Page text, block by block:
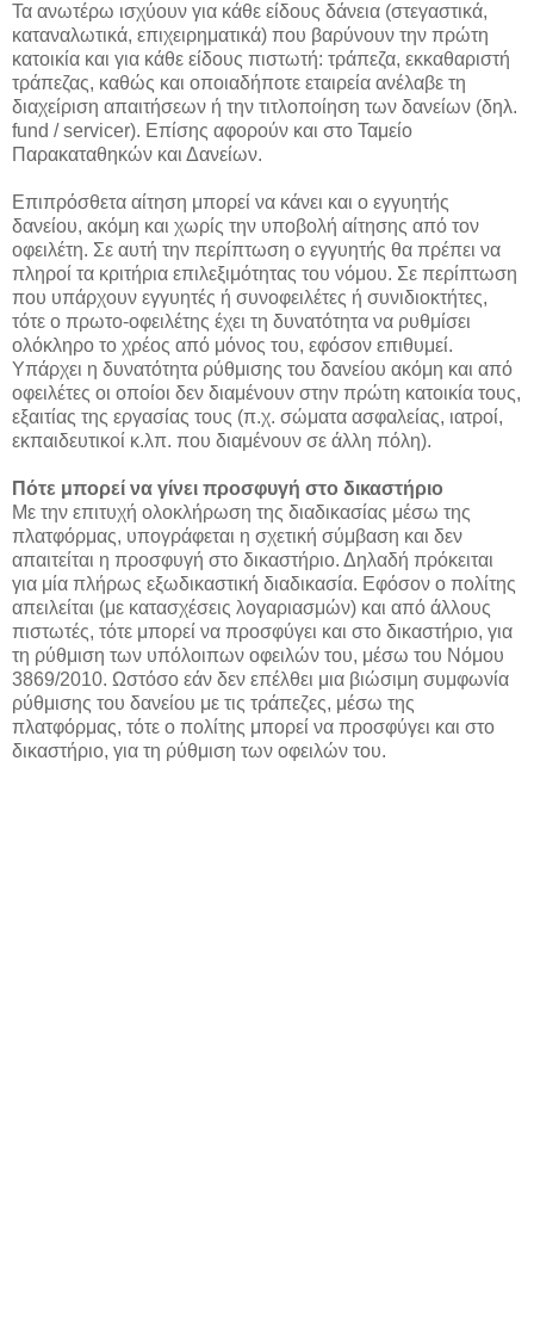
Τα ανωτέρω ισχύουν για κάθε είδους δάνεια (στεγαστικά,
καταναλωτικά, επιχειρηματικά) που βαρύνουν την πρώτη
κατοικία και για κάθε είδους πιστωτή: τράπεζα, εκκαθαριστή
τράπεζας, καθώς και οποιαδήποτε εταιρεία ανέλαβε τη
διαχείριση απαιτήσεων ή την τιτλοποίηση των δανείων (δηλ.
fund / servicer). Επίσης αφορούν και στο Ταμείο
Παρακαταθηκών και Δανείων.
Επιπρόσθετα αίτηση μπορεί να κάνει και ο εγγυητής
δανείου, ακόμη και χωρίς την υποβολή αίτησης από τον
οφειλέτη. Σε αυτή την περίπτωση ο εγγυητής θα πρέπει να
πληροί τα κριτήρια επιλεξιμότητας του νόμου. Σε περίπτωση
που υπάρχουν εγγυητές ή συνοφειλέτες ή συνιδιοκτήτες,
τότε ο πρωτο-οφειλέτης έχει τη δυνατότητα να ρυθμίσει
ολόκληρο το χρέος από μόνος του, εφόσον επιθυμεί.
Υπάρχει η δυνατότητα ρύθμισης του δανείου ακόμη και από
οφειλέτες οι οποίοι δεν διαμένουν στην πρώτη κατοικία τους,
εξαιτίας της εργασίας τους (π.χ. σώματα ασφαλείας, ιατροί,
εκπαιδευτικοί κ.λπ. που διαμένουν σε άλλη πόλη).
Πότε μπορεί να γίνει προσφυγή στο δικαστήριο
Με την επιτυχή ολοκλήρωση της διαδικασίας μέσω της
πλατφόρμας, υπογράφεται η σχετική σύμβαση και δεν
απαιτείται η προσφυγή στο δικαστήριο. Δηλαδή πρόκειται
για μία πλήρως εξωδικαστική διαδικασία. Εφόσον ο πολίτης
απειλείται (με κατασχέσεις λογαριασμών) και από άλλους
πιστωτές, τότε μπορεί να προσφύγει και στο δικαστήριο, για
τη ρύθμιση των υπόλοιπων οφειλών του, μέσω του Νόμου
3869/2010. Ωστόσο εάν δεν επέλθει μια βιώσιμη συμφωνία
ρύθμισης του δανείου με τις τράπεζες, μέσω της
πλατφόρμας, τότε ο πολίτης μπορεί να προσφύγει και στο
δικαστήριο, για τη ρύθμιση των οφειλών του.